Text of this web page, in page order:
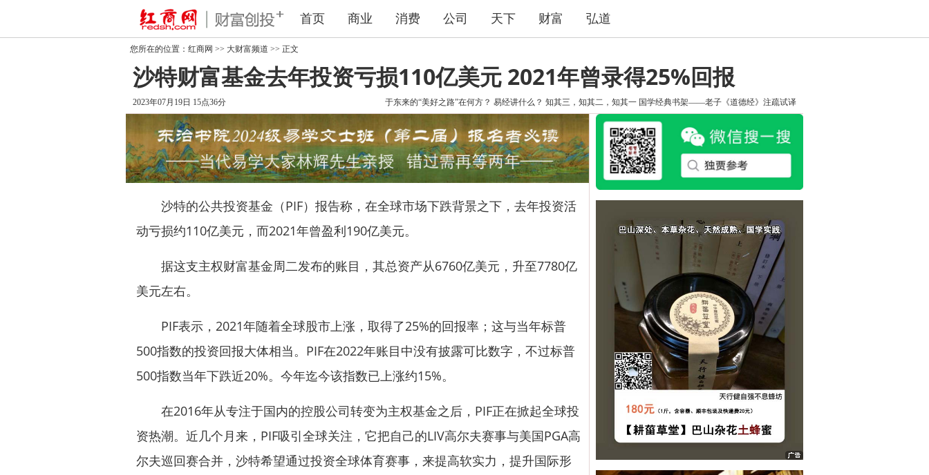
首页 商业 消费 公司 天下 财富 弘道
您所在的位置： 红商网 >> 大财富频道 >> 正文
沙特财富基金去年投资亏损110亿美元 2021年曾录得25%回报
2023年07月19日 15点36分 于东来的“美好之路”在何方？ 易经讲什么？ 知其三，知其二，知其一 国学经典书架——老子《道德经》注疏试译
沙特的公共投资基金（PIF）报告称，在全球市场下跌背景之下，去年投资活
动亏损约110亿美元，而2021年曾盈利190亿美元。
据这支主权财富基金周二发布的账目，其总资产从6760亿美元，升至7780亿
美元左右。
PIF表示，2021年随着全球股市上涨，取得了25%的回报率；这与当年标普
500指数的投资回报大体相当。PIF在2022年账目中没有披露可比数字，不过标普
500指数当年下跌近20%。今年迄今该指数已上涨约15%。
在2016年从专注于国内的控股公司转变为主权基金之后，PIF正在掀起全球投
资热潮。近几个月来，PIF吸引全球关注，它把自己的LIV高尔夫赛事与美国PGA高
尔夫巡回赛合并，沙特希望通过投资全球体育赛事，来提高软实力，提升国际形